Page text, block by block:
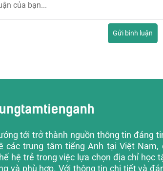
Gửi bình luận
tới trở thành nguồn thông tin đáng
các trung tâm tiếng Anh tại Việt Nam,
hệ trẻ trong việc lựa chọn địa chỉ học
và phù hợp. Với thông tin chi tiết và